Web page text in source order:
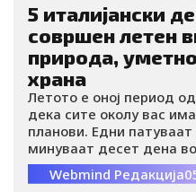
5 италијански
совршен летен
природа,
храна
Летото е оној период
дека сите околу вас
планови. Едни патуваат
минуваат десет дена
работат „на далечина“
А потоа доаѓа петок:
Webmind Редакција